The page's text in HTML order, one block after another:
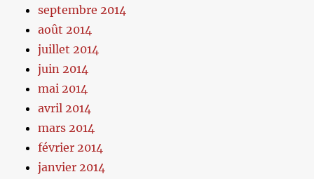
septembre 2014
août 2014
juillet 2014
juin 2014
mai 2014
avril 2014
mars 2014
février 2014
janvier 2014